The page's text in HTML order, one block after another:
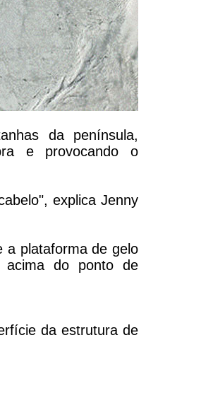
da península,
e provocando o
explica Jenny
a plataforma de gelo
acima do ponto de
da estrutura de